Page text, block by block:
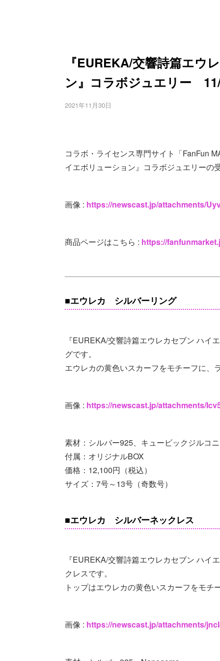
『EUREKA/交響詩篇エウ
ン』コラボジュエリー
2021年11月30日
コラボ・ライセンス専門サイト「FanFun
イエボリューション』コラボジュエリーの
画像 : https://newscast.jp/attachments/
商品ページはこちら : https://
■エウレカ シルバーリング
『EUREKA/交響詩篇エウレカセブン ハイ
グです。
エウレカの黄色いスカーフをモチーフに、
画像 : https://newscast.jp/attachments/
素材：シルバー925、キュービックジルコ
付属：オリジナルBOX
価格：12,100円（税込）
サイズ：7号～13号（奇数号）
■エウレカ シルバーネックレス
『EUREKA/交響詩篇エウレカセブン ハイ
クレスです。
トップはエウレカの黄色いスカーフをモチ
画像 : https://newscast.jp/attachments/